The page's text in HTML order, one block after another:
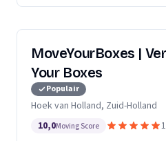
MoveYourBoxes |
Your Boxes
Populair
Hoek van Holland, Zuid-Holland
10,0Moving Score